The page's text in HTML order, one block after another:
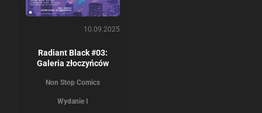
10.09.2025
Radiant Black #03:
Galeria złoczyńców
Non Stop Comics
Wydanie I